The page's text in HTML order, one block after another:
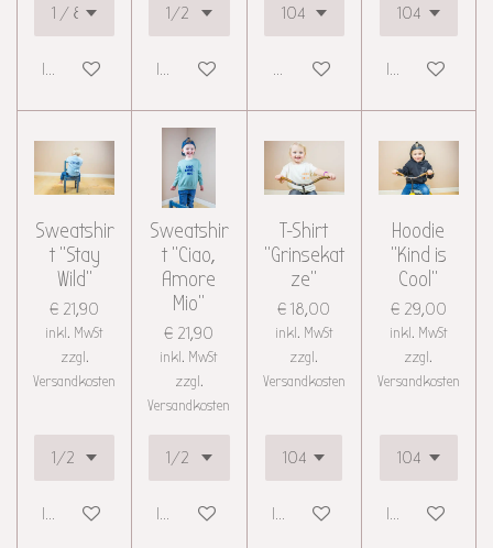
In den Warenkorb In den Warenkorb Details anzeigen In den
Sweatshir
t "Stay
Wild"
€ 21,90
inkl. MwSt
zzgl.
Versandkosten
In den Warenkorb
Sweatshir
t "Ciao,
Amore
Mio"
€ 21,90
inkl. MwSt
zzgl.
Versandkosten
In den Warenkorb
T-Shirt
"Grinsekat
ze"
€ 18,00
inkl. MwSt
zzgl.
Versandkosten
In den Warenkorb
Hoodie
"Kind is
Cool"
€ 29,00
inkl. MwSt
zzgl.
Versandkosten
In den